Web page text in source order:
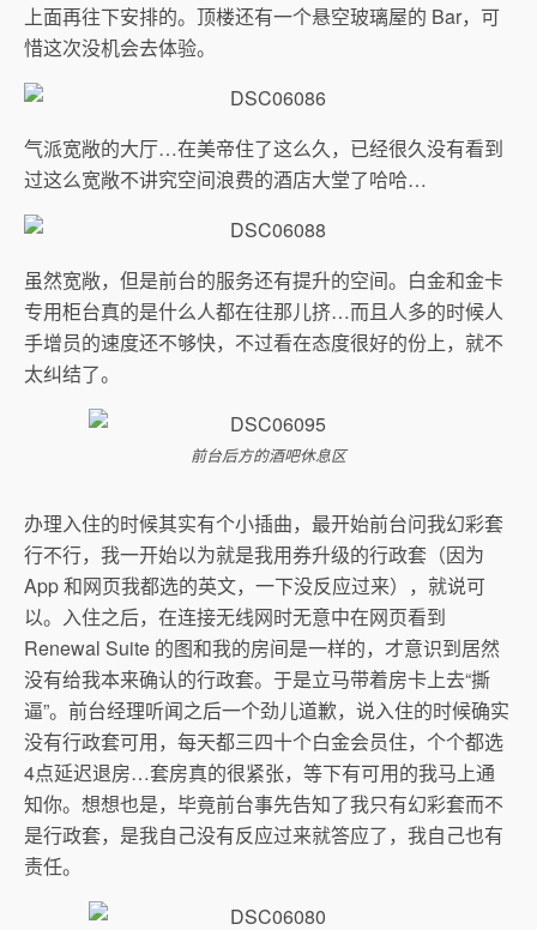
上面再往下安排的。顶楼还有一个悬空玻璃屋的 Bar，可
惜这次没机会去体验。
气派宽敞的大厅…在美帝住了这么久，已经很久没有看到
过这么宽敞不讲究空间浪费的酒店大堂了哈哈…
虽然宽敞，但是前台的服务还有提升的空间。白金和金卡
专用柜台真的是什么人都在往那儿挤…而且人多的时候人
手增员的速度还不够快，不过看在态度很好的份上，就不
太纠结了。
前台后方的酒吧休息区
办理入住的时候其实有个小插曲，最开始前台问我幻彩套
行不行，我一开始以为就是我用券升级的行政套（因为
App 和网页我都选的英文，一下没反应过来），就说可
以。入住之后，在连接无线网时无意中在网页看到
Renewal Suite 的图和我的房间是一样的，才意识到居然
没有给我本来确认的行政套。于是立马带着房卡上去“撕
逼”。前台经理听闻之后一个劲儿道歉，说入住的时候确实
没有行政套可用，每天都三四十个白金会员住，个个都选
4点延迟退房…套房真的很紧张，等下有可用的我马上通
知你。想想也是，毕竟前台事先告知了我只有幻彩套而不
是行政套，是我自己没有反应过来就答应了，我自己也有
责任。